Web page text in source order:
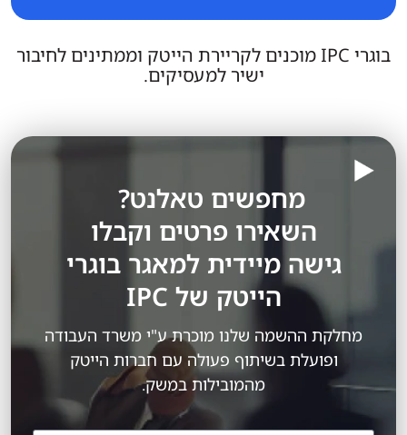
מחפשים טאלנט?
השאירו פרטים וקבלו
גישה מיידית למאגר בוגרי
הייטק של IPC
מחלקת ההשמה שלנו מוכרת ע"י משרד העבודה
ופועלת בשיתוף פעולה עם חברות הייטק
מהמובילות במשק.
בוגרי IPC מוכנים לקריירת הייטק וממתינים לחיבור
ישיר למעסיקים.